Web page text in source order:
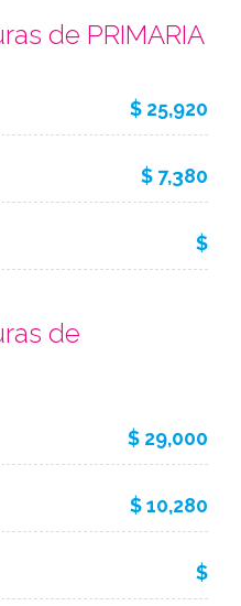
de PRIMARIA
$ 25,920
$ 7,380
$
de
$ 29,000
$ 10,280
$